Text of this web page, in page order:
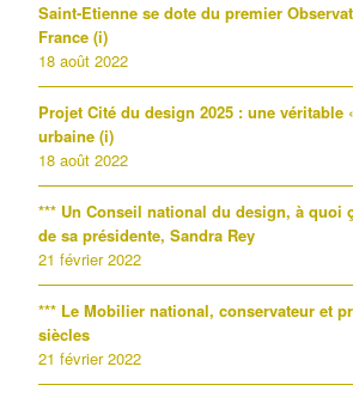
Saint-Etienne se dote du premier
France (i)
18 août 2022
Projet Cité du design 2025 : une véritable
urbaine (i)
18 août 2022
*** Un Conseil national du design, à quoi
de sa présidente, Sandra Rey
21 février 2022
*** Le Mobilier national, conservateur et
siècles
21 février 2022